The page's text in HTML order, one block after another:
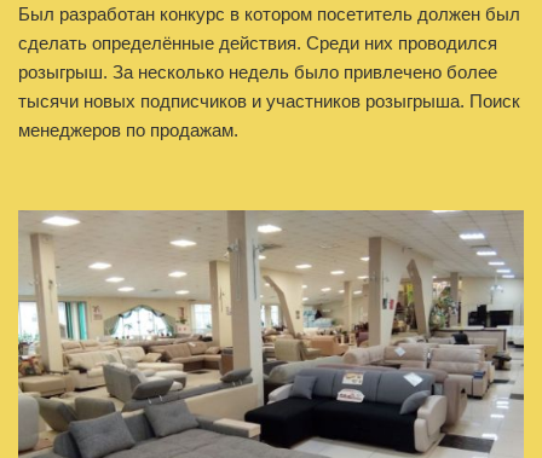
Был разработан конкурс в котором посетитель должен был
сделать определённые действия. Среди них проводился
розыгрыш. За несколько недель было привлечено более
тысячи новых подписчиков и участников розыгрыша. Поиск
менеджеров по продажам.